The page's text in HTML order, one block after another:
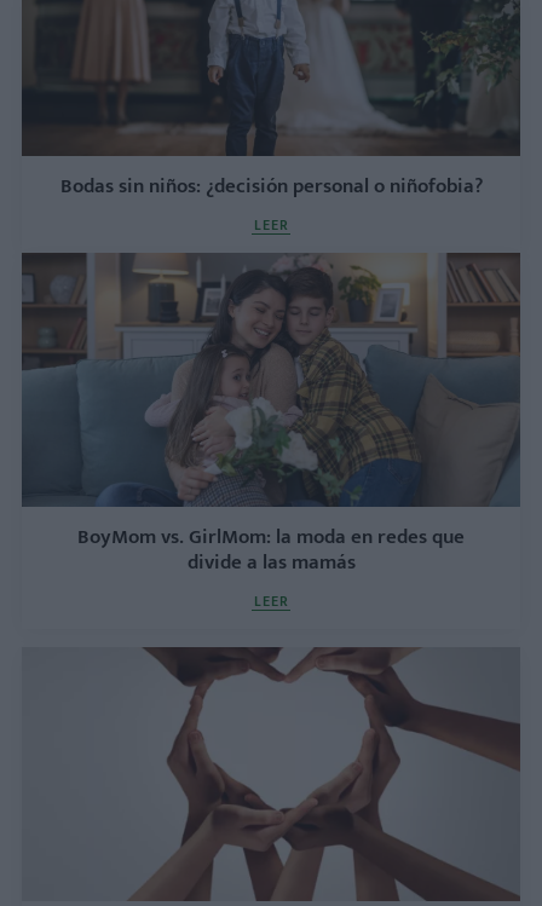
Bodas sin niños: ¿decisión personal o niñofobia?
LEER
BoyMom vs. GirlMom: la moda en redes que
divide a las mamás
LEER